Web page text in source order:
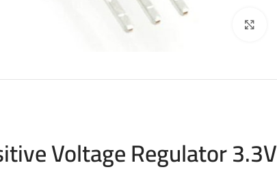
Voltage Regulator 3.3V”